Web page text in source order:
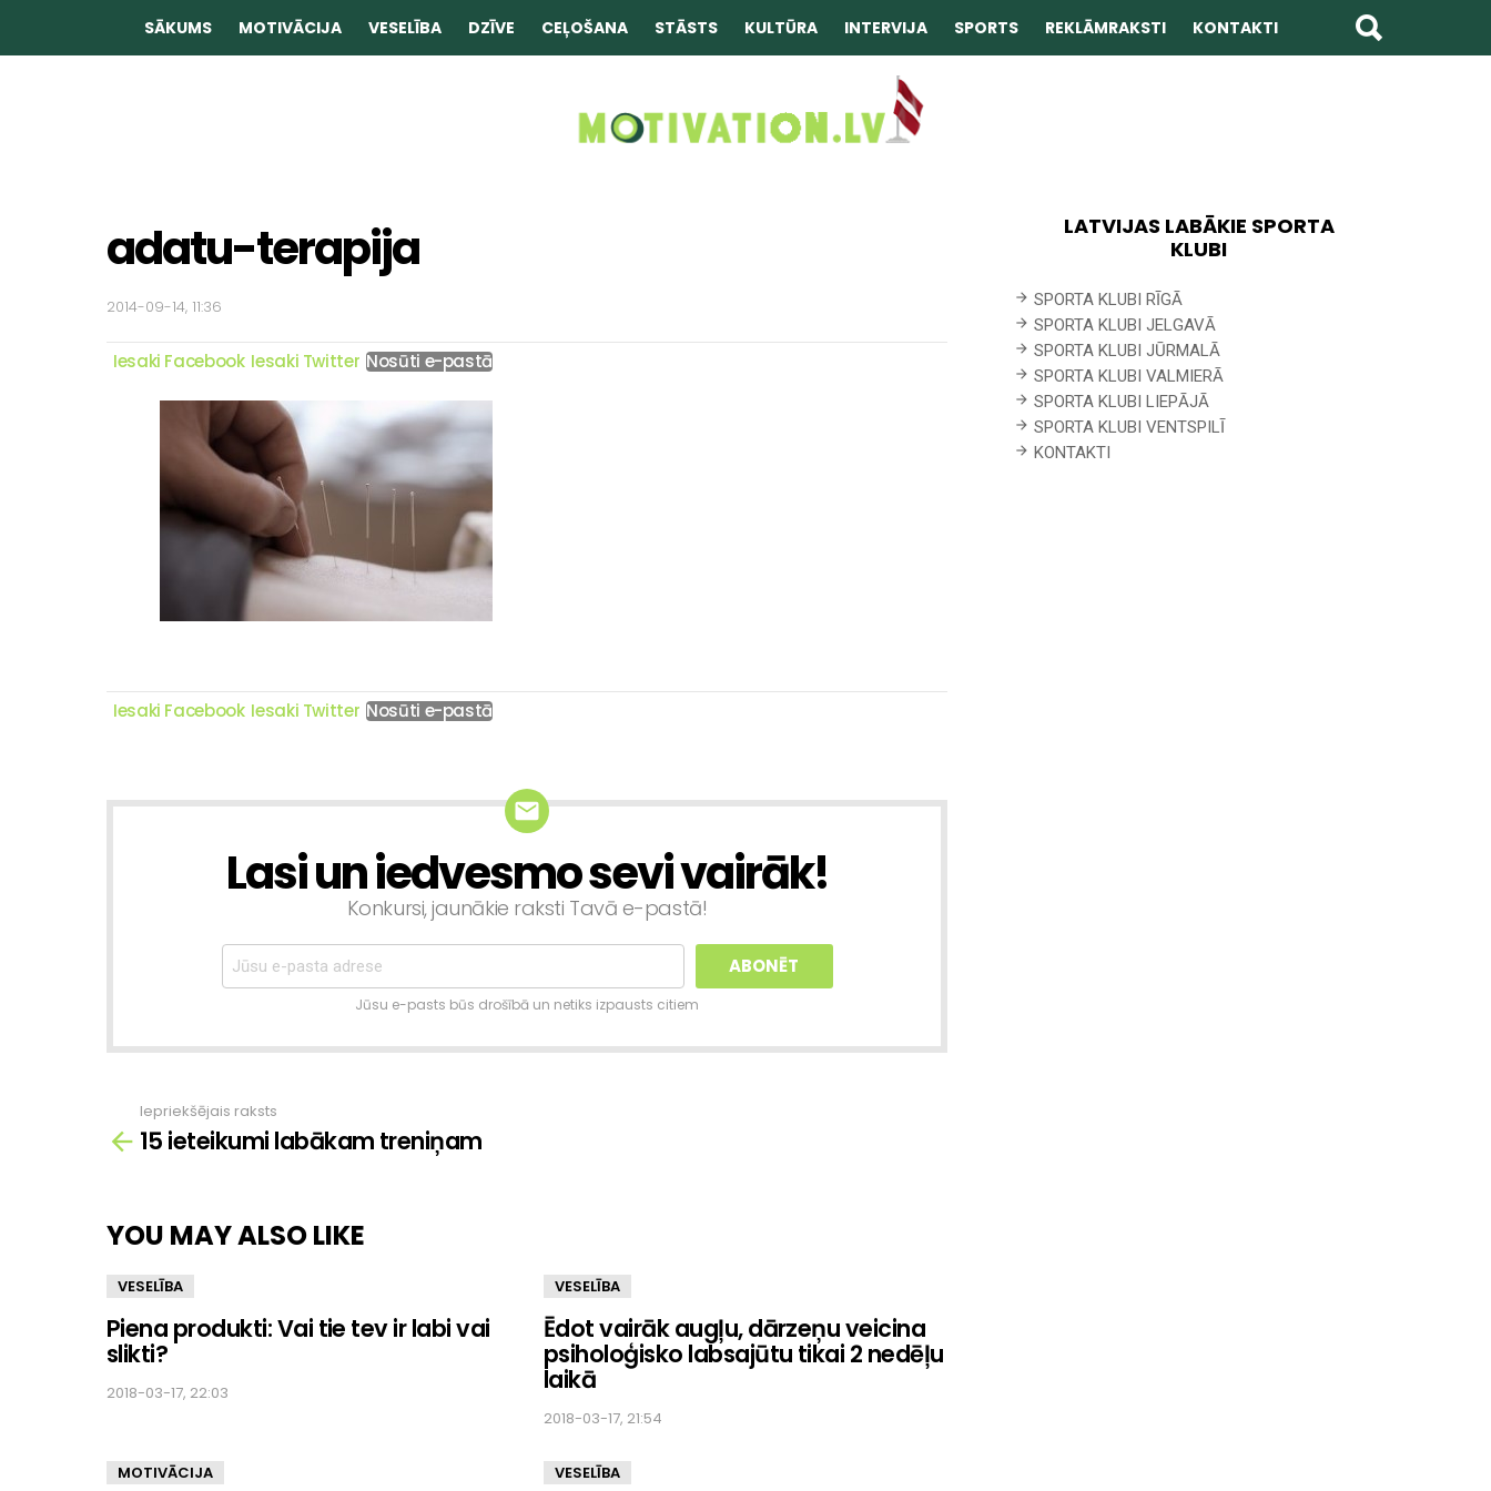
SĀKUMS MOTIVĀCIJA VESELĪBA DZĪVE CEĻOŠANA STĀSTS KULTŪRA INTERVIJA SPORTS REKLĀMRAKSTI KONTAKTI
adatu-terapija
2014-09-14, 11:36
Iesaki Facebook Iesaki Twitter Nosūti e-pastā
Iesaki Facebook Iesaki Twitter Nosūti e-pastā
NEWSLETTERLasi un iedvesmo sevi vairāk!
Konkursi, jaunākie raksti Tavā e-pastā!
Jūsu e-pasts būs drošībā un netiks izpausts citiem
Skatīt
vairāk
Iepriekšējais raksts
15 ieteikumi labākam treniņam
YOU MAY ALSO LIKE
VESELĪBA
Piena produkti: Vai tie tev ir labi vai
slikti?
2018-03-17, 22:03
VESELĪBA
Ēdot vairāk augļu, dārzeņu veicina
psiholoģisko labsajūtu tikai 2 nedēļu
laikā
2018-03-17, 21:54
MOTIVĀCIJA VESELĪBA
LATVIJAS LABĀKIE SPORTA
KLUBI
SPORTA KLUBI RĪGĀ
SPORTA KLUBI JELGAVĀ
SPORTA KLUBI JŪRMALĀ
SPORTA KLUBI VALMIERĀ
SPORTA KLUBI LIEPĀJĀ
SPORTA KLUBI VENTSPILĪ
KONTAKTI